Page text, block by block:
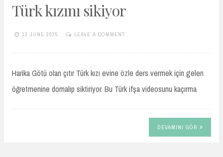
Türk kızını sikiyor
13 JUNE 2025
LEAVE A COMMENT
Harika Götü olan çıtır Türk kızı evine özle ders vermek için gelen
öğretmenine domalıp siktiriyor. Bu Türk ifşa videosunu kaçırma
DEVAMINI GÖR